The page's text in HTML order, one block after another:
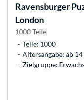
Ravensburger
London
1000 Teile
Teile: 1000
Altersangabe: ab 14
Zielgruppe: